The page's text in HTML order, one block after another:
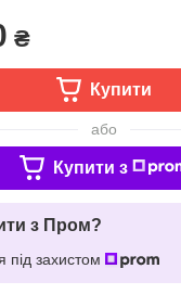
₴
Купити
або
Купити з
з Пром?
під захистом